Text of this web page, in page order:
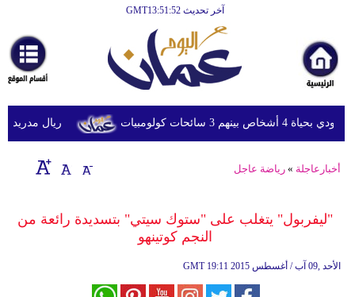
آخر تحديث GMT13:51:52
أخبارعاجلة
رياضة
ثقافة
إقتصاد
وموسيقى
ريال مدريد يحسم كولومبيات
أخبارعاجلة »رياضة عاجل
"ليفربول" يتغلب على "ستوك سيتي" بتسديدة رائعة من
النجم كوتينهو
GMT 19:11 2015 الأحد ,09 آب / أغسطس